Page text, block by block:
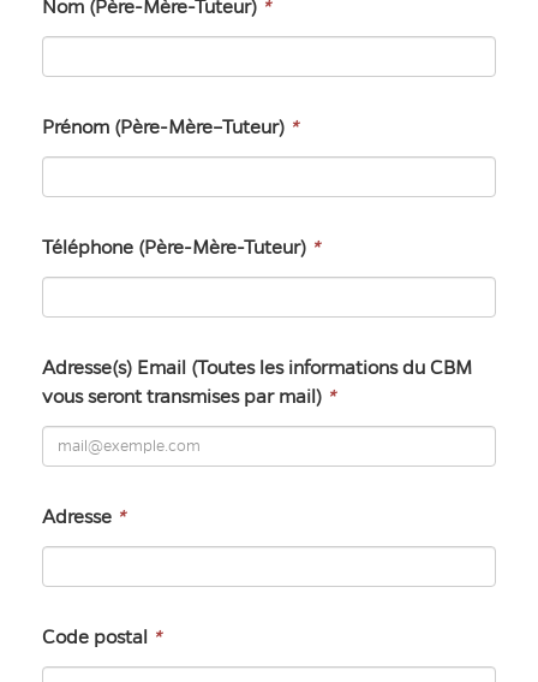
Nom (Père-Mère-Tuteur) *
Prénom (Père-Mère–Tuteur) *
Téléphone (Père-Mère-Tuteur) *
Adresse(s) Email (Toutes les informations du CBM
vous seront transmises par mail) *
Adresse *
Code postal *